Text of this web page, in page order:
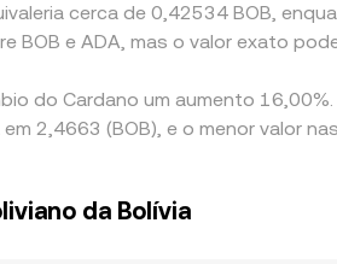
cerca de 0,42534 BOB,
BOB e ADA, mas o valor exato
do Cardano um aumento
2,4663 (BOB), e o menor valor
da Bolívia